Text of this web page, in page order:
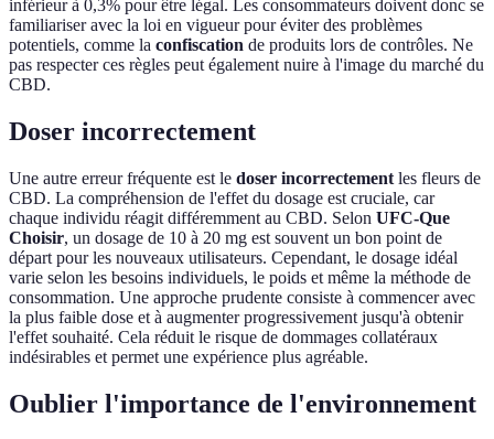
inférieur à 0,3% pour être légal. Les consommateurs doivent donc se
familiariser avec la loi en vigueur pour éviter des problèmes
potentiels, comme la confiscation de produits lors de contrôles. Ne
pas respecter ces règles peut également nuire à l'image du marché du
CBD.
Doser incorrectement
Une autre erreur fréquente est le doser incorrectement les fleurs de
CBD. La compréhension de l'effet du dosage est cruciale, car
chaque individu réagit différemment au CBD. Selon UFC-Que
Choisir, un dosage de 10 à 20 mg est souvent un bon point de
départ pour les nouveaux utilisateurs. Cependant, le dosage idéal
varie selon les besoins individuels, le poids et même la méthode de
consommation. Une approche prudente consiste à commencer avec
la plus faible dose et à augmenter progressivement jusqu'à obtenir
l'effet souhaité. Cela réduit le risque de dommages collatéraux
indésirables et permet une expérience plus agréable.
Oublier l'importance de l'environnement